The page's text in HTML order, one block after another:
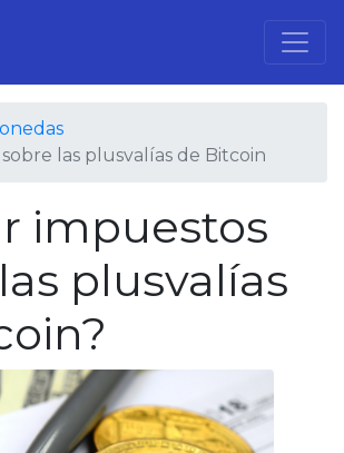
las plusvalías de Bitcoin
impuestos
plusvalías